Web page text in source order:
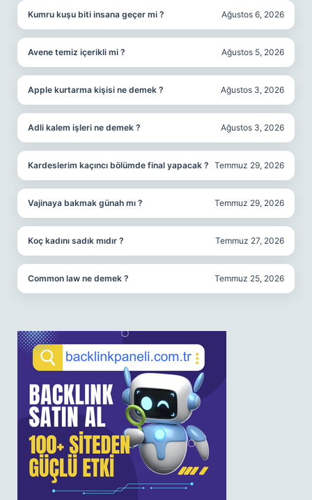
Kumru kuşu biti insana geçer mi ? Ağustos 6, 2026
Avene temiz içerikli mi ? Ağustos 5, 2026
Apple kurtarma kişisi ne demek ? Ağustos 3, 2026
Adli kalem işleri ne demek ? Ağustos 3, 2026
Kardeslerim kaçıncı bölümde final yapacak ? Temmuz 29, 2026
Vajinaya bakmak günah mı ? Temmuz 29, 2026
Koç kadını sadık mıdır ? Temmuz 27, 2026
Common law ne demek ? Temmuz 25, 2026